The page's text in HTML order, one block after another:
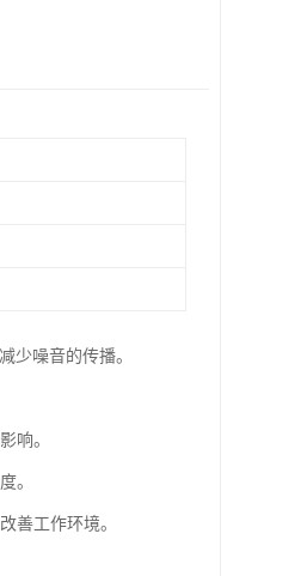
少噪音的传播。
响。
。
善工作环境。